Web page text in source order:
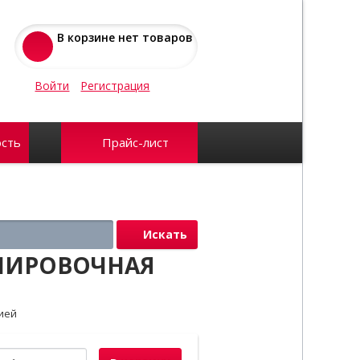
В корзине нет товаров
Войти Регистрация
Прайс-лист
Искать